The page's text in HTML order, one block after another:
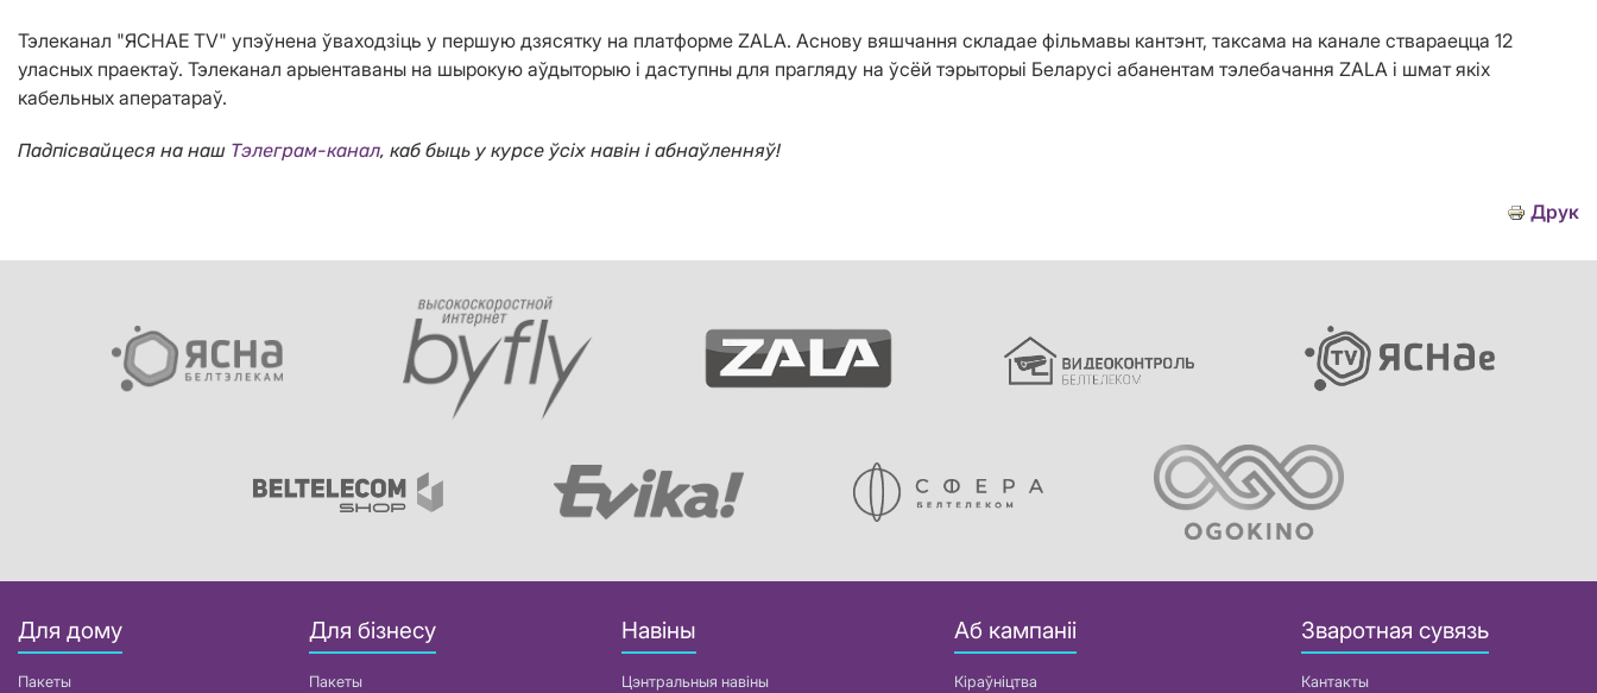
Тэлеканал "ЯСНАЕ TV" упэўнена ўваходзіць у першую дзясятку на платформе ZALA. Аснову вяшчання складае фільмавы кантэнт, таксама на канале ствараецца 12
уласных праектаў. Тэлеканал арыентаваны на шырокую аўдыторыю і даступны для прагляду на ўсёй тэрыторыі Беларусі абанентам тэлебачання ZALA і шмат якіх
кабельных аператараў.
Падпісвайцеся на наш Тэлеграм-канал, каб быць у курсе ўсіх навін і абнаўленняў!
Друк
Для дому
Пакеты
Для бізнесу
Пакеты
Навіны
Цэнтральныя навіны
Аб кампаніі
Кіраўніцтва
Зваротная сувязь
Кантакты